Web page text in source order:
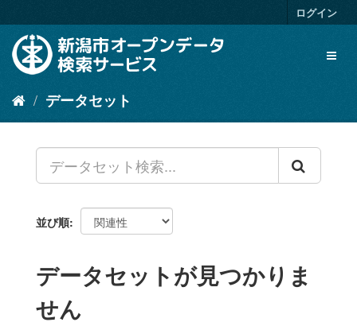
キ
容
ログイン
データセット
並び順
データセットが見つかりま
せん